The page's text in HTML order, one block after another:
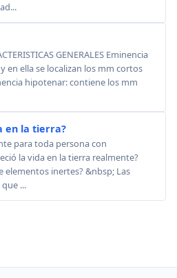
GENERALES Eminencia
en ella se localizan los mm cortos
hipotenar: contiene los mm
en la tierra?
para toda persona con
la vida en la tierra realmente?
elementos inertes? &nbsp; Las
...